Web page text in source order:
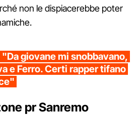
non le dispiacerebbe poter
giovane mi snobbavano,
e Ferro. Certi rapper tifano
pr Sanremo